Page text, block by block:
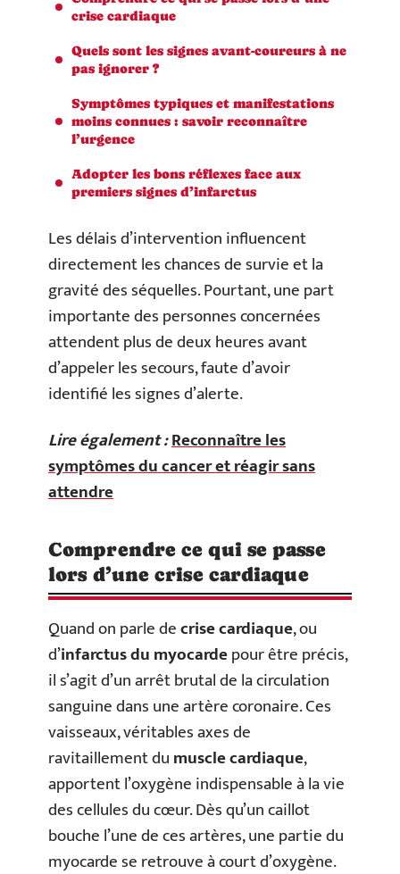
crise cardiaque
Quels sont les signes avant-coureurs à ne
pas ignorer ?
Symptômes typiques et manifestations
moins connues : savoir reconnaître
l’urgence
Adopter les bons réflexes face aux
premiers signes d’infarctus
Les délais d’intervention influencent
directement les chances de survie et la
gravité des séquelles. Pourtant, une part
importante des personnes concernées
attendent plus de deux heures avant
d’appeler les secours, faute d’avoir
identifié les signes d’alerte.
Lire également :Reconnaître les
symptômes du cancer et réagir sans
attendre
Comprendre ce qui se passe
lors d’une crise cardiaque
Quand on parle decrise cardiaque, ou
d’infarctus du myocardepour être précis,
il s’agit d’un arrêt brutal de la circulation
sanguine dans une artère coronaire. Ces
vaisseaux, véritables axes de
ravitaillement dumuscle cardiaque,
apportent l’oxygène indispensable à la vie
des cellules du cœur. Dès qu’un caillot
bouche l’une de ces artères, une partie du
myocarde se retrouve à court d’oxygène.